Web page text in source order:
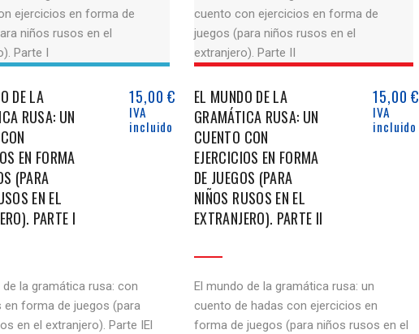
DE LA
RUSA: UN
EN FORMA
(PARA
EN EL
PARTE I
15,00€
IVA
incluido
de la gramática rusa: con
en forma de juegos (para
en el extranjero). Parte IEl
EL MUNDO DE LA
GRAMÁTICA RUSA: UN
CUENTO CON
EJERCICIOS EN FORMA
DE JUEGOS (PARA
NIÑOS RUSOS EN EL
EXTRANJERO). PARTE II
15,00€
IVA
incluido
El mundo de la gramática rusa: un
cuento de hadas con ejercicios en
forma de juegos (para niños rusos en el